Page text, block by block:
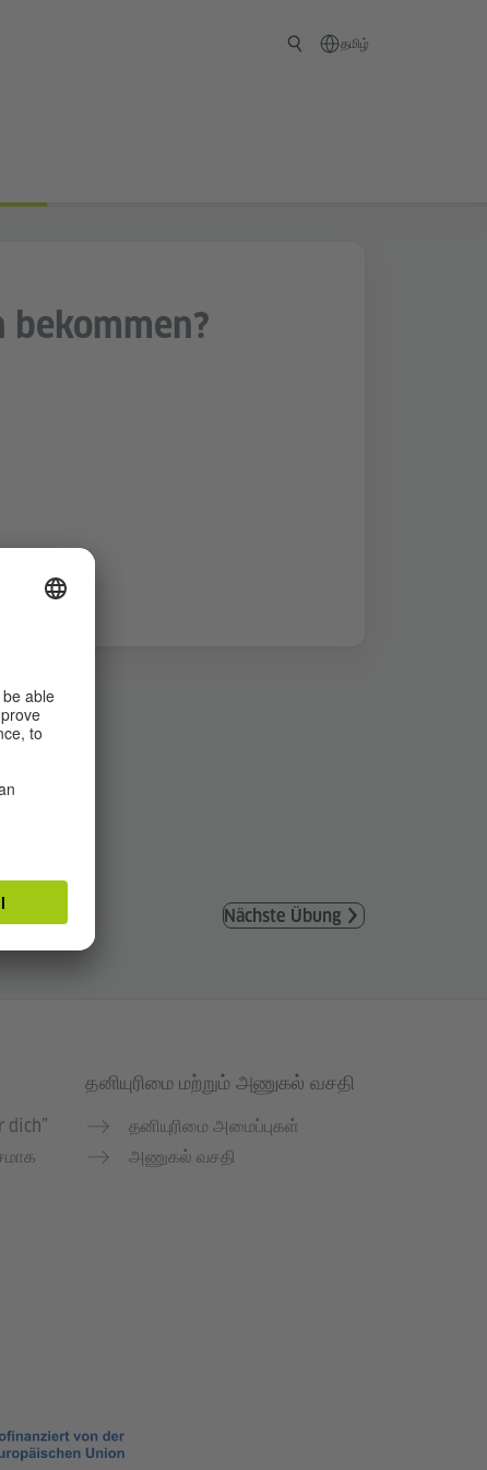
தமிழ்
bekommen?
Nächste Übung
dich”
தனியுரிமை மற்றும் அணுகல் வசதி
தனியுரிமை அமைப்புகள்
அணுகல் வசதி